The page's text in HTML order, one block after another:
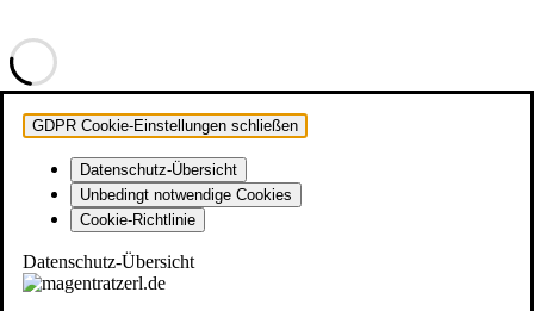
GDPR Cookie-Einstellungen schließen
Datenschutz-Übersicht
Unbedingt notwendige Cookies
Cookie-Richtlinie
Datenschutz-Übersicht